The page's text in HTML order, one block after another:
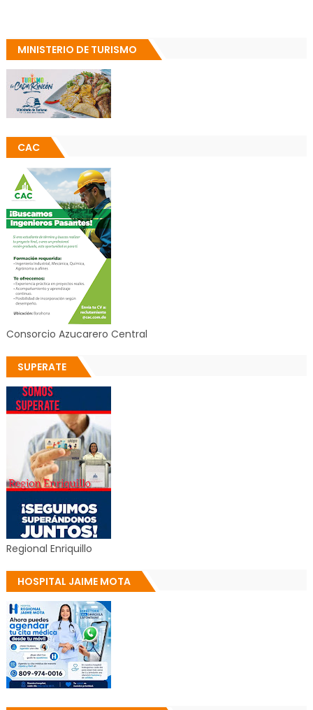
MINISTERIO DE TURISMO
CAC
Consorcio Azucarero Central
SUPERATE
Regional Enriquillo
HOSPITAL JAIME MOTA